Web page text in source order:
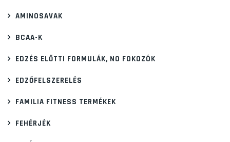
AMINOSAVAK
BCAA-K
EDZÉS ELŐTTI FORMULÁK, NO FOKOZÓK
EDZŐFELSZERELÉS
FAMILIA FITNESS TERMÉKEK
FEHÉRJÉK